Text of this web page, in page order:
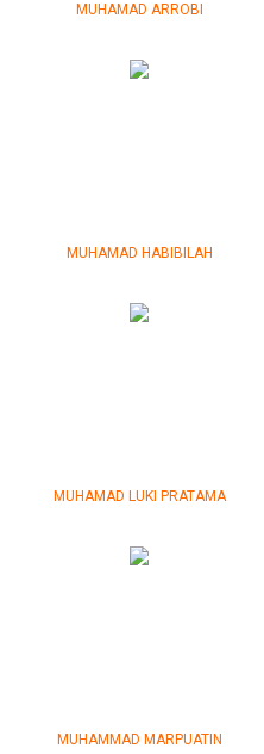
MUHAMAD ARROBI
MUHAMAD HABIBILAH
MUHAMAD LUKI PRATAMA
MUHAMMAD MARPUATIN